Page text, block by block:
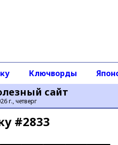
сайт
г., четверг
Ключворды
#2833